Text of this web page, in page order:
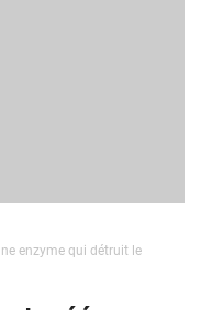
enzyme qui détruit le